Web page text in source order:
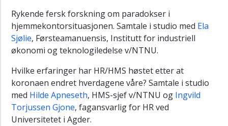
Rykende fersk forskning om paradokser i
hjemmekontorsituasjonen. Samtale i studio med Ela
Sjølie, Førsteamanuensis, Institutt for industriell
økonomi og teknologiledelse v/NTNU.
Hvilke erfaringer har HR/HMS høstet etter at
koronaen endret hverdagene våre? Samtale i studio
med Hilde Apneseth, HMS-sjef v/NTNU og Ingvild
Torjussen Gjone, fagansvarlig for HR ved
Universitetet i Agder.